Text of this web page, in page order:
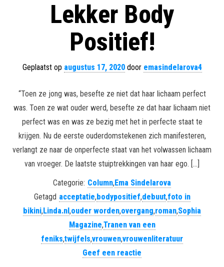
Lekker Body
Positief!
Geplaatst op augustus 17, 2020door emasindelarova4
“Toen ze jong was, besefte ze niet dat haar lichaam perfect
was. Toen ze wat ouder werd, besefte ze dat haar lichaam niet
perfect was en was ze bezig met het in perfecte staat te
krijgen. Nu de eerste ouderdomstekenen zich manifesteren,
verlangt ze naar de onperfecte staat van het volwassen lichaam
van vroeger. De laatste stuiptrekkingen van haar ego. […]
Categorie: Column, Ema Sindelarova
Getagd acceptatie, bodypositief,debuut,foto in
bikini, Linda.nl ,ouder worden,overgang,roman,Sophia
Magazine,Tranen van een
feniks,twijfels,vrouwen,vrouwenliteratuur
Geef een reactie